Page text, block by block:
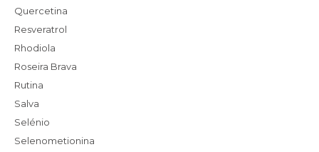
Quercetina
Resveratrol
Rhodiola
Roseira Brava
Rutina
Salva
Selénio
Selenometionina